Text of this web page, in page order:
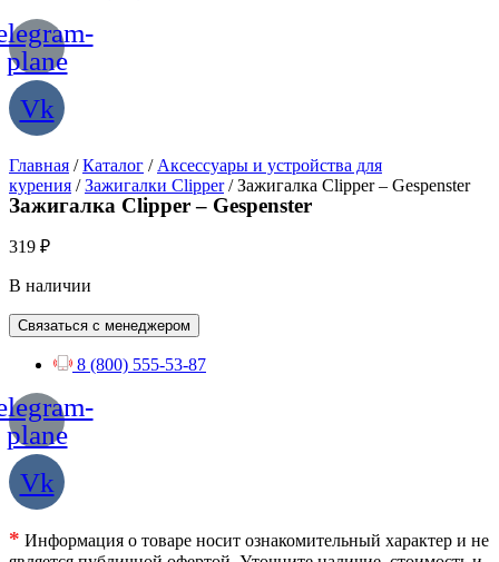
plane
Vk
Главная /Каталог / Аксессуары и устройства для
курения /Зажигалки Clipper/ Зажигалка Clipper – Gespenster
Зажигалка Clipper – Gespenster
319 ₽
В наличии
Связаться с менеджером
8 (800) 555-53-87
plane
Vk
* Информация о товаре носит ознакомительный характер и не